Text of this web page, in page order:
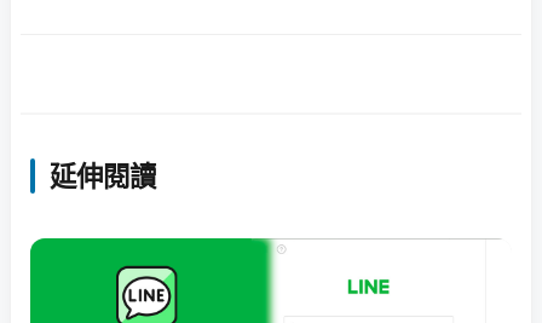
延伸閱讀